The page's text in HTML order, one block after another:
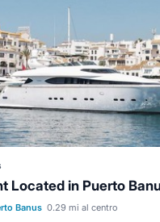
Located in Puerto
Banus 0.29 mi al centro
al mar
Bañera de